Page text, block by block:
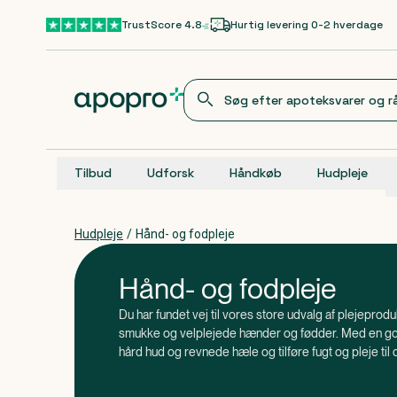
Gå til hovedindholdTrustScore 4.8 Hurtig levering 0-2 hverdage
Tilbud Udforsk Håndkøb Hudpleje
Hudpleje / Hånd- og fodpleje
Hånd- og fodpleje
Du har fundet vej til vores store udvalg af
smukke og velplejede hænder og fødder. Med en
hård hud og revnede hæle og tilføre fugt og pleje til